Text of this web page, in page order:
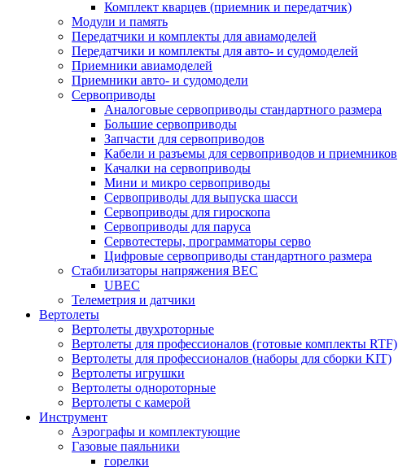
Комплект кварцев (приемник и передатчик)
Модули и память
Передатчики и комплекты для авиамоделей
Передатчики и комплекты для авто- и судомоделей
Приемники авиамоделей
Приемники авто- и судомодели
Сервоприводы
Аналоговые сервоприводы стандартного размера
Большие сервоприводы
Запчасти для сервоприводов
Кабели и разъемы для сервоприводов и приемников
Качалки на сервоприводы
Мини и микро сервоприводы
Сервоприводы для выпуска шасси
Сервоприводы для гироскопа
Сервоприводы для паруса
Сервотестеры, программаторы серво
Цифровые сервоприводы стандартного размера
Стабилизаторы напряжения BEC
UBEC
Телеметрия и датчики
Вертолеты
Вертолеты двухроторные
Вертолеты для профессионалов (готовые комплекты RTF)
Вертолеты для профессионалов (наборы для сборки KIT)
Вертолеты игрушки
Вертолеты однороторные
Вертолеты с камерой
Инструмент
Аэрографы и комплектующие
Газовые паяльники
горелки